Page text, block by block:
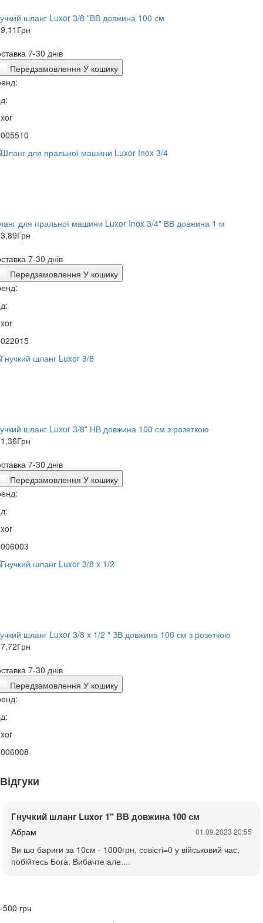
шланг Luxor 3/8 "ВВ довжина 100 см
Грн
7-30 днів
Передзамовлення У кошику
для пральної машини Luxor Inox 3/4" ВВ довжина 1 м
Грн
7-30 днів
Передзамовлення У кошику
шланг Luxor 3/8" НВ довжина 100 см з розеткою
Грн
7-30 днів
Передзамовлення У кошику
шланг Luxor 3/8 x 1/2 " ЗВ довжина 100 см з розеткою
Грн
7-30 днів
Передзамовлення У кошику
Відгуки
Гнучкий шланг Luxor 1" ВВ довжина 100 см
Абрам 01.09.2023 20:55
Ви шо бариги за 10см - 1000грн, совісті=0 у військовий час,
побійтесь Бога. Вибачте але....
-500 грн